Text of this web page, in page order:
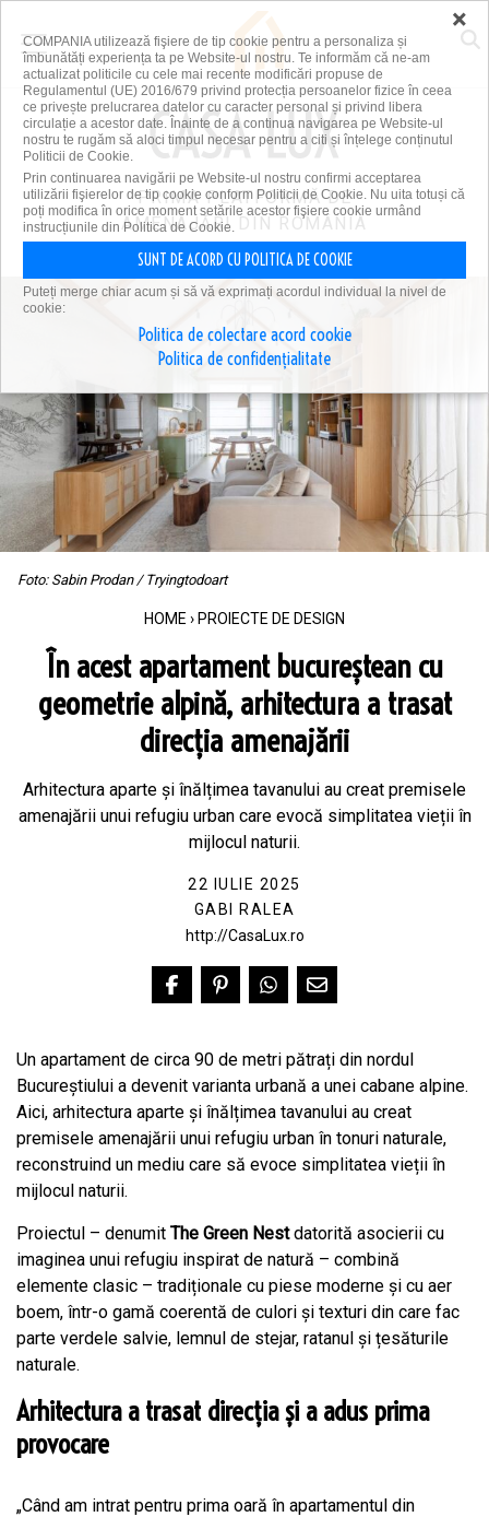
PRIMA PLATFORMĂ DE
AMENAJĂRI DIN ROMÂNIA
Foto: Sabin Prodan / Tryingtodoart
HOME › PROIECTE DE DESIGN
În acest apartament bucureștean cu
geometrie alpină, arhitectura a trasat
direcția amenajării
Arhitectura aparte și înălțimea tavanului au creat premisele
amenajării unui refugiu urban care evocă simplitatea vieții în
mijlocul naturii.
22 IULIE 2025
GABI RALEA
http://CasaLux.ro
Un apartament de circa 90 de metri pătrați din nordul
Bucureștiului a devenit varianta urbană a unei cabane alpine.
Aici, arhitectura aparte și înălțimea tavanului au creat
premisele amenajării unui refugiu urban în tonuri naturale,
reconstruind un mediu care să evoce simplitatea vieții în
mijlocul naturii.
Proiectul – denumit The Green Nestdatorită asocierii cu
imaginea unui refugiu inspirat de natură – combină
elemente clasic – tradiționale cu piese moderne și cu aer
boem, într-o gamă coerentă de culori și texturi din care fac
parte verdele salvie, lemnul de stejar, ratanul și țesăturile
naturale.
Arhitectura a trasat direcția și a adus prima
provocare
„Când am intrat pentru prima oară în apartamentul din
×
COMPANIA utilizează fişiere de tip cookie pentru a personaliza și
îmbunătăți experiența ta pe Website-ul nostru. Te informăm că ne-am
actualizat politicile cu cele mai recente modificări propuse de
Regulamentul (UE) 2016/679 privind protecția persoanelor fizice în ceea
ce privește prelucrarea datelor cu caracter personal și privind libera
circulație a acestor date. Înainte de a continua navigarea pe Website-ul
nostru te rugăm să aloci timpul necesar pentru a citi și înțelege conținutul
Politicii de Cookie.
Prin continuarea navigării pe Website-ul nostru confirmi acceptarea
utilizării fişierelor de tip cookie conform Politicii de Cookie. Nu uita totuși că
poți modifica în orice moment setările acestor fişiere cookie urmând
instrucțiunile din Politica de Cookie.
SUNT DE ACORD CU POLITICA DE COOKIE
Puteți merge chiar acum și să vă exprimați acordul individual la nivel de
cookie:
Politica de colectare acord cookie
Politica de confidențialitate